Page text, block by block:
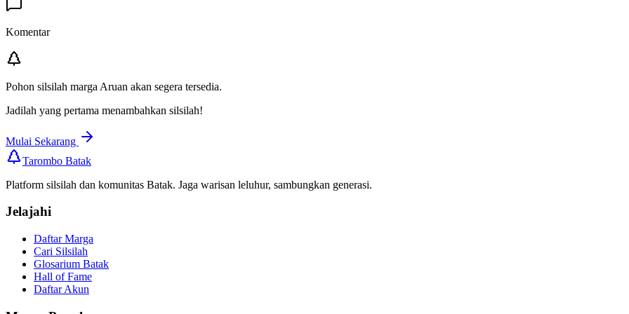
Komentar
Pohon silsilah marga Aruan akan segera tersedia.
Jadilah yang pertama menambahkan silsilah!
Mulai Sekarang
Tarombo Batak
Platform silsilah dan komunitas Batak. Jaga warisan leluhur, sambungkan generasi.
Jelajahi
Daftar Marga
Cari Silsilah
Glosarium Batak
Hall of Fame
Daftar Akun